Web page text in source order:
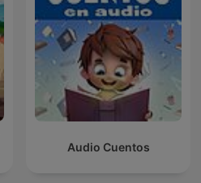
Audio Cuentos